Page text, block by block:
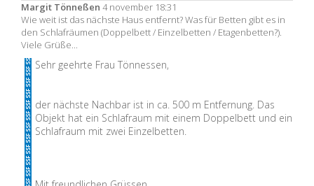
Margit Tönneßen 4 november 18:31
Wie weit ist das nächste Haus entfernt? Was für Betten gibt es in
den Schlafräumen (Doppelbett / Einzelbetten / Etagenbetten?).
Viele Grüße...
Sehr geehrte Frau Tönnessen,
der nächste Nachbar ist in ca. 500 m Entfernung. Das
Objekt hat ein Schlafraum mit einem Doppelbett und ein
Schlafraum mit zwei Einzelbetten.